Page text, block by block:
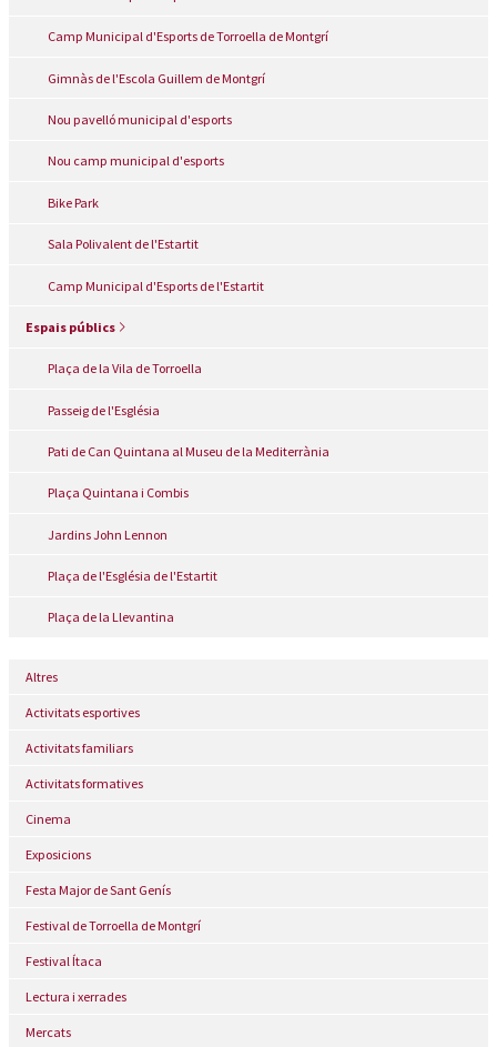
Camp Municipal d'Esports de Torroella de Montgrí
Gimnàs de l'Escola Guillem de Montgrí
Nou pavelló municipal d'esports
Nou camp municipal d'esports
Bike Park
Sala Polivalent de l'Estartit
Camp Municipal d'Esports de l'Estartit
Espais públics
Plaça de la Vila de Torroella
Passeig de l'Església
Pati de Can Quintana al Museu de la Mediterrània
Plaça Quintana i Combis
Jardins John Lennon
Plaça de l'Església de l'Estartit
Plaça de la Llevantina
Altres
Activitats esportives
Activitats familiars
Activitats formatives
Cinema
Exposicions
Festa Major de Sant Genís
Festival de Torroella de Montgrí
Festival Ítaca
Lectura i xerrades
Mercats